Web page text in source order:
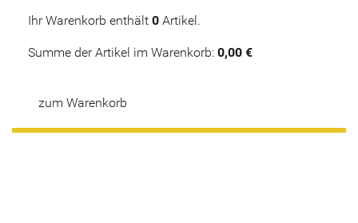
Ihr Warenkorb enthält 0 Artikel.
Summe der Artikel im Warenkorb: 0,00 €
zum Warenkorb